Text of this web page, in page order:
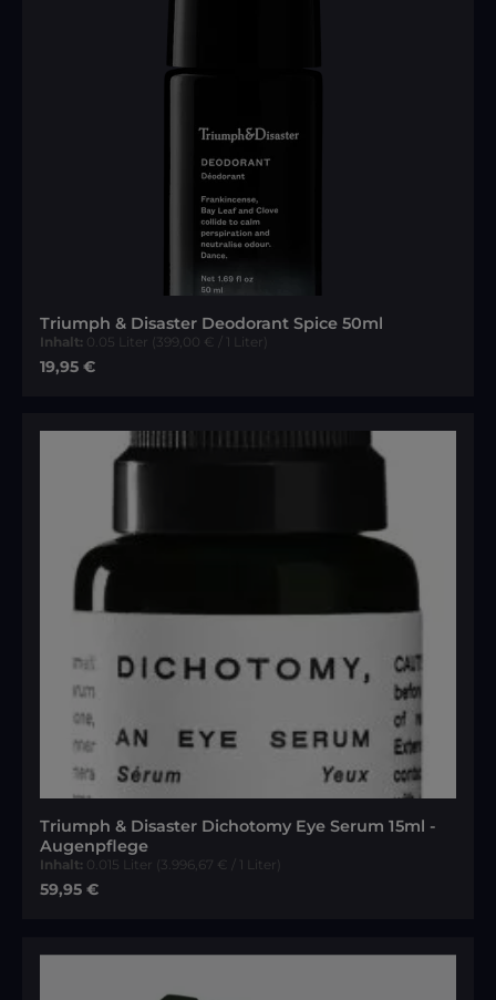
Triumph & Disaster Deodorant Spice 50ml
Inhalt: 0.05 Liter (399,00 € / 1 Liter)
Regulärer Preis:
19,95 €
Triumph & Disaster Dichotomy Eye Serum 15ml -
Augenpflege
Inhalt: 0.015 Liter (3.996,67 € / 1 Liter)
Regulärer Preis:
59,95 €